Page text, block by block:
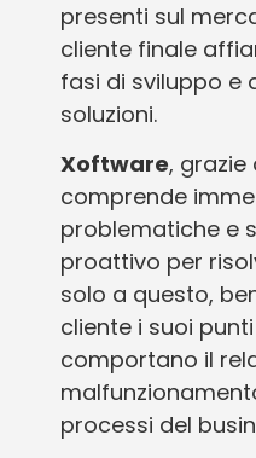
presenti sul
cliente finale
fasi di sviluppo e
soluzioni.
Xoftware, grazie
comprende
problematiche e
proattivo per
solo a questo,
cliente i suoi
comportano il
processi del